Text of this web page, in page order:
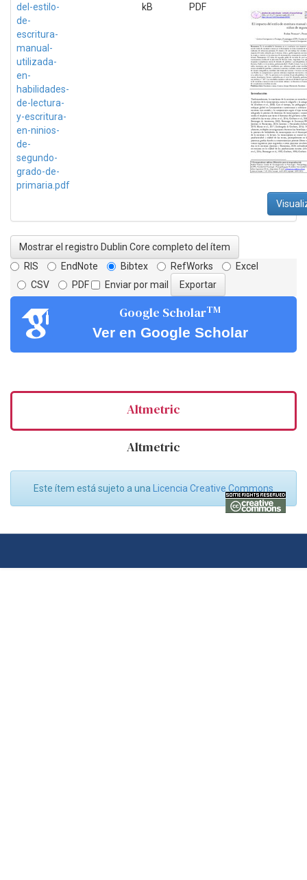
del-estilo-
de-
escritura-
manual-
utilizada-
en-
habilidades-
de-lectura-
y-escritura-
en-ninios-
de-
segundo-
grado-de-
primaria.pdf
kB
PDF
Mostrar el registro Dublin Core completo del ítem
RIS
EndNote Bibtex RefWorks
Excel
CSV
PDF Enviar por mail
Google ScholarTM
Ver en Google Scholar
Altmetric
Altmetric
Este ítem está sujeto a una Licencia Creative Commons